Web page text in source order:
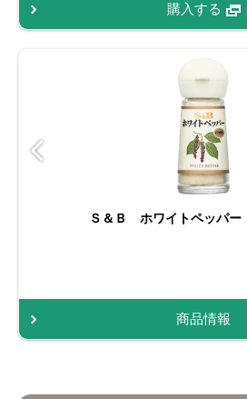
購入する
Ｓ＆Ｂ ホワイトペッパー
商品情報